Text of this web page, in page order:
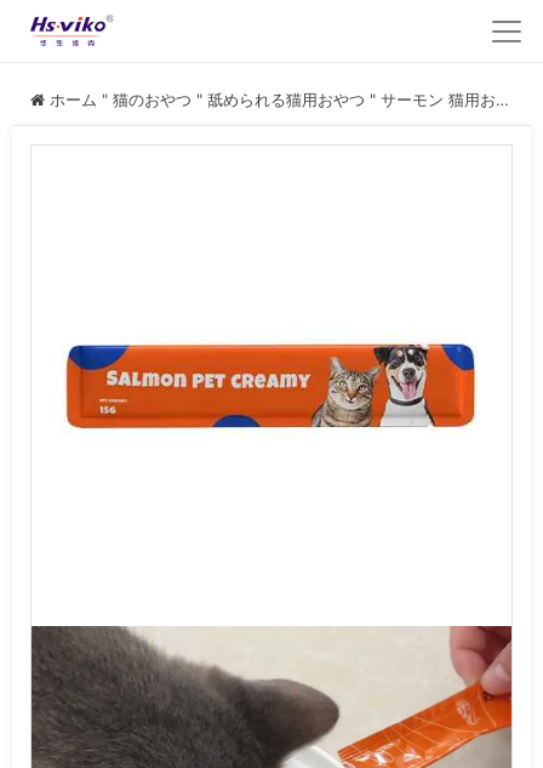
ホーム " 猫のおやつ " 舐められる猫用おやつ " サーモン 猫用おやつ